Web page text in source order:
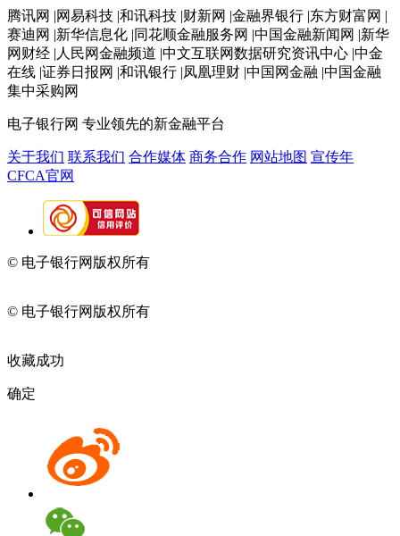
腾讯网 |网易科技 |和讯科技 |财新网 |金融界银行 |东方财富网 |
赛迪网 |新华信息化 |同花顺金融服务网 |中国金融新闻网 |新华
网财经 |人民网金融频道 |中文互联网数据研究资讯中心 |中金
在线 |证券日报网 |和讯银行 |凤凰理财 |中国网金融 |中国金融
集中采购网
电子银行网 专业领先的新金融平台
关于我们 联系我们 合作媒体 商务合作 网站地图 宣传年
CFCA官网
© 电子银行网版权所有
© 电子银行网版权所有
收藏成功
确定